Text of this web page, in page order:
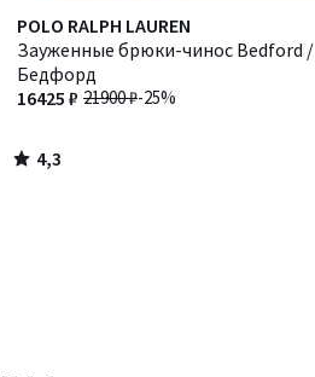
POLO RALPH LAUREN
Зауженные брюки-чинос Bedford /
Бедфорд
21900 ₽-25%
16425 ₽
4,3
/ 5
4,3
/